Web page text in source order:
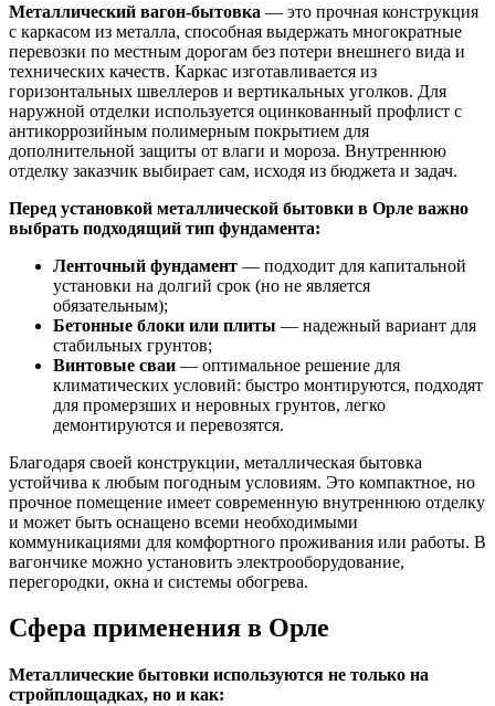
Металлический вагон-бытовка — это прочная конструкция
с каркасом из металла, способная выдержать многократные
перевозки по местным дорогам без потери внешнего вида и
технических качеств. Каркас изготавливается из
горизонтальных швеллеров и вертикальных уголков. Для
наружной отделки используется оцинкованный профлист с
антикоррозийным полимерным покрытием для
дополнительной защиты от влаги и мороза. Внутреннюю
отделку заказчик выбирает сам, исходя из бюджета и задач.
Перед установкой металлической бытовки в Орле важно
выбрать подходящий тип фундамента:
Ленточный фундамент — подходит для капитальной
установки на долгий срок (но не является
обязательным);
Бетонные блоки или плиты — надежный вариант для
стабильных грунтов;
Винтовые сваи — оптимальное решение для
климатических условий: быстро монтируются, подходят
для промерзших и неровных грунтов, легко
демонтируются и перевозятся.
Благодаря своей конструкции, металлическая бытовка
устойчива к любым погодным условиям. Это компактное, но
прочное помещение имеет современную внутреннюю отделку
и может быть оснащено всеми необходимыми
коммуникациями для комфортного проживания или работы. В
вагончике можно установить электрооборудование,
перегородки, окна и системы обогрева.
Сфера применения в Орле
Металлические бытовки используются не только на
стройплощадках, но и как: